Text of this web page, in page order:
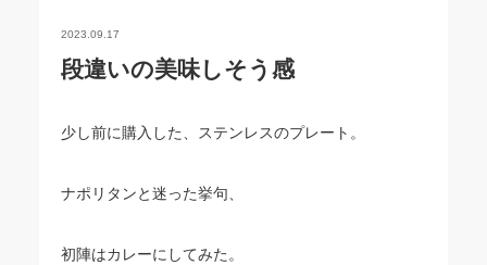
2023.09.17
段違いの美味しそう感
少し前に購入した、ステンレスのプレート。
ナポリタンと迷った挙句、
初陣はカレーにしてみた。